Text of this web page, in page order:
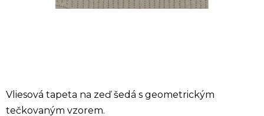
Vliesová tapeta na zeď šedá s geometrickým
tečkovaným vzorem.